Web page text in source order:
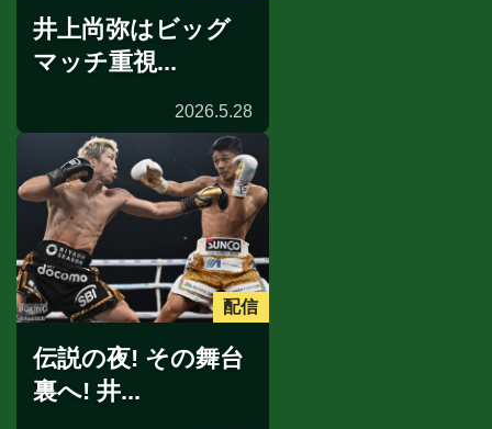
井上尚弥はビッグ
マッチ重視...
2026.5.28
配信
伝説の夜! その舞台
裏へ! 井...